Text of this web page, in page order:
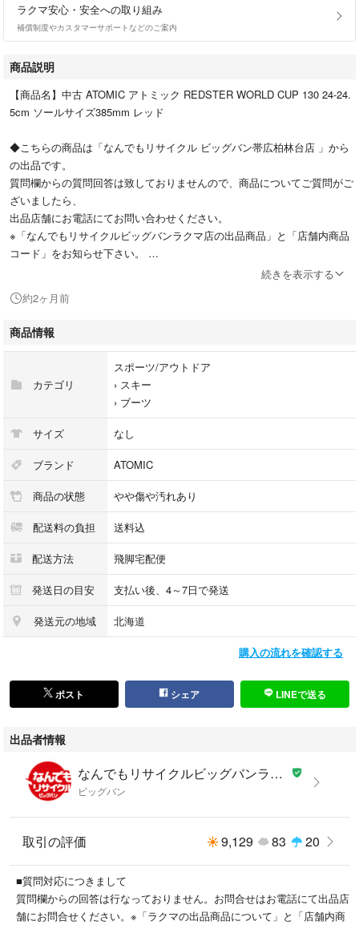
ラクマ安心・安全への取り組み
補償制度やカスタマーサポートなどのご案内
商品説明
【商品名】中古 ATOMIC アトミック REDSTER WORLD CUP 130 24-24.
5cm ソールサイズ385mm レッド
◆こちらの商品は「なんでもリサイクル ビッグバン帯広柏林台店 」から
の出品です。
質問欄からの質問回答は致しておりませんので、商品についてご質問がご
ざいましたら、
出品店舗にお電話にてお問い合わせください。
※「なんでもリサイクルビッグバンラクマ店の出品商品」と「店舗内商品
コード」をお知らせ下さい。
【店舗内商品コード】1001103802156
【メーカー】ATOMIC/アトミック
【コンディション詳細】通常使用による傷や汚れが見受けられる中古品
【規格・仕様】サイズ：24-24.5cm
ソールサイズ：285mm
【使用予定配送業者】佐川急便 飛脚宅配便100サイズ ※お客様による配
送方法の指定は承っておりません。
【こちらの商品は在庫連動システムを導入し、店頭や他ネットショップと
併売を行なっておりますが、
タイミングによりシステムの反映が間に合わず欠品となってしまう場合が
売切れの場合は、ご購入をキャンセルさせていただく場合がございま
【備考/コメント】
擦れ傷や当て傷、塗装の剥げや汚れの使用感・ダメージがございます。
■状態等は画像をご確認・ご参照下さい。
■こちらの商品はお客様から買取させていただいた商品であり、人の手を
経た商品です。
■支払い後、土日祝を除く３営業日以内に発送いたします。
こちらの商品はラクマ公式パートナーのなんでもリサイクルビッグバンラ
クマ店によって出品されています。
続きを表示する
約2ヶ月前
商品情報
カテゴリ
スポーツ/アウトドア
› スキー
› ブーツ
サイズ なし
ブランド ATOMIC
商品の状態 やや傷や汚れあり
配送料の負担 送料込
配送方法 飛脚宅配便
発送日の目安 支払い後、4～7日で発送
発送元の地域 北海道
購入の流れを確認する
ポスト シェア LINEで送る
出品者情報
なんでもリサイクルビッグバンラクマ店's shop
ビッグバン
取引の評価 9,129 83 20
■質問対応につきまして
質問欄からの回答は行なっておりません。お問合せはお電話にて出品店
舗にお問合せください。※「ラクマの出品商品について」と「店舗内商